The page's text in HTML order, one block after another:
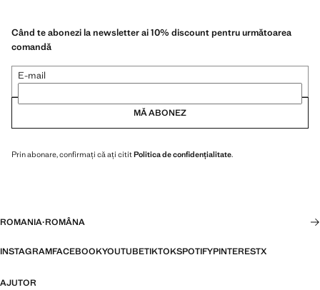
Când te abonezi la newsletter ai 10% discount pentru următoarea
comandă
E-mail
MĂ ABONEZ
Prin abonare, confirmați că ați cititPolitica de confidențialitate.
ROMANIA·ROMÂNA
INSTAGRAMFACEBOOKYOUTUBETIKTOKSPOTIFYPINTERESTX
AJUTOR